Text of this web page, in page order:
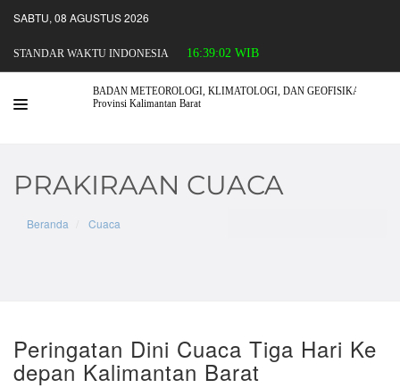
SABTU, 08 AGUSTUS 2026
STANDAR WAKTU INDONESIA 16:39:02 WIB
CUACA
IKLIM
PRAKIRAAN CUACA
Beranda Cuaca
Peringatan Dini Cuaca Tiga Hari Ke
depan Kalimantan Barat